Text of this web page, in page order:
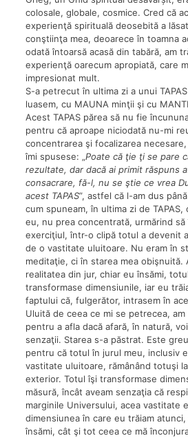
colosale, globale, cosmice. Cred că
experienţă spirituală deosebită a
conştiinţa mea, deoarece în toamna
odată întoarsă acasă din tabără, am
experienţă oarecum apropiată, care
impresionat mult.
S-a petrecut în ultima zi a unui
luasem, cu MAUNA minţii şi cu
Acest TAPAS părea să nu fie
pentru că aproape niciodată nu-mi
concentrarea şi focalizarea
îmi spusese: „Poate că ţie ţi se pare
rezultate, dar dacă ai primit răspuns
consacrare, fă-l, nu se ştie ce vrea
acest TAPAS”, astfel că l-am dus
cum spuneam, în ultima zi de TAPAS,
eu, nu prea concentrată, urmărind să
exerciţiul, într-o clipă totul a devenit
de o vastitate uluitoare. Nu eram în
meditaţie, ci în starea mea obişnuită.
realitatea din jur, chiar eu însămi,
transformase dimensiunile, iar eu
faptului că, fulgerător, intrasem în
Uluită de ceea ce mi se petrecea, am
pentru a afla dacă afară, în natură,
senzaţii. Starea s-a păstrat. Este
pentru că totul în jurul meu, inclusiv
vastitate uluitoare, rămânând totuşi
exterior. Totul îşi transformase
măsură, încât aveam senzaţia că
marginile Universului, acea vastitate
dimensiunea în care eu trăiam atunci,
însămi, cât şi tot ceea ce mă